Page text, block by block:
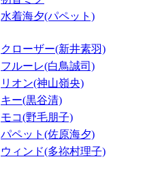
水着海夕(パペット)
クローザー(新井素羽)
フルーレ(白鳥誠司)
リオン(神山嶺央)
キー(黒谷清)
モコ(野毛朋子)
パペット(佐原海夕)
ウィンド(多祢村理子)